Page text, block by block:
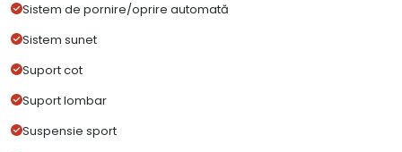
Sistem de pornire/oprire automată
Sistem sunet
Suport cot
Suport lombar
Suspensie sport